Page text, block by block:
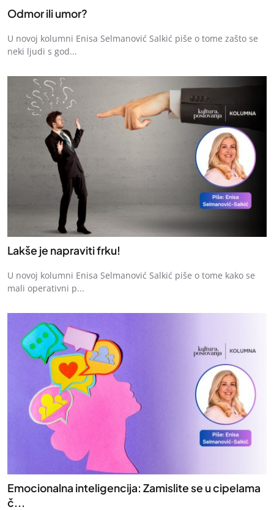
Odmor ili umor?
U novoj kolumni Enisa Selmanović Salkić piše o tome zašto se
neki ljudi s god...
Lakše je napraviti frku!
U novoj kolumni Enisa Selmanović Salkić piše o tome kako se
mali operativni p...
Emocionalna inteligencija: Zamislite se u cipelama
č...